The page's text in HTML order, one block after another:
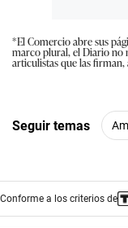
*El Comercio abre sus
marco plural, el Diario no
articulistas que las firman,
Seguir temas
Conforme a los criterios de